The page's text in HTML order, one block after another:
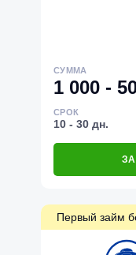
СУММА
1 000 -
СРОК
10 - 30 дн.
Первый займ